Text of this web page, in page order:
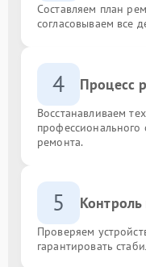
Составляем план
согласовываем все
4 Процесс
Восстанавливаем
ремонта.
5 Контроль
Проверяем
гарантировать